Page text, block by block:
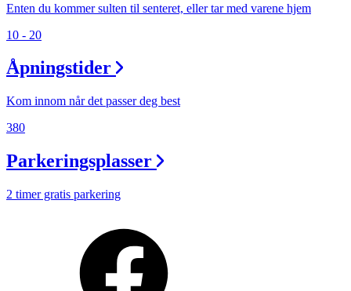
Enten du kommer sulten til senteret, eller tar med varene hjem
10 - 20
Åpningstider
Kom innom når det passer deg best
380
Parkeringsplasser
2 timer gratis parkering